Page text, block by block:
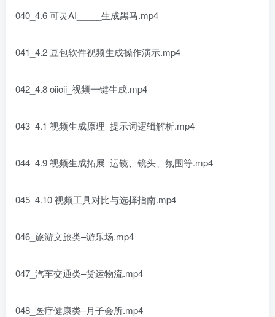
040_4.6 可灵AI_____生成黑马.mp4
041_4.2 豆包软件视频生成操作演示.mp4
042_4.8 oiioii_视频一键生成.mp4
043_4.1 视频生成原理_提示词逻辑解析.mp4
044_4.9 视频生成拓展_运镜、镜头、氛围等.mp4
045_4.10 视频工具对比与选择指南.mp4
046_旅游文旅类–游乐场.mp4
047_汽车交通类–货运物流.mp4
048_医疗健康类–月子会所.mp4